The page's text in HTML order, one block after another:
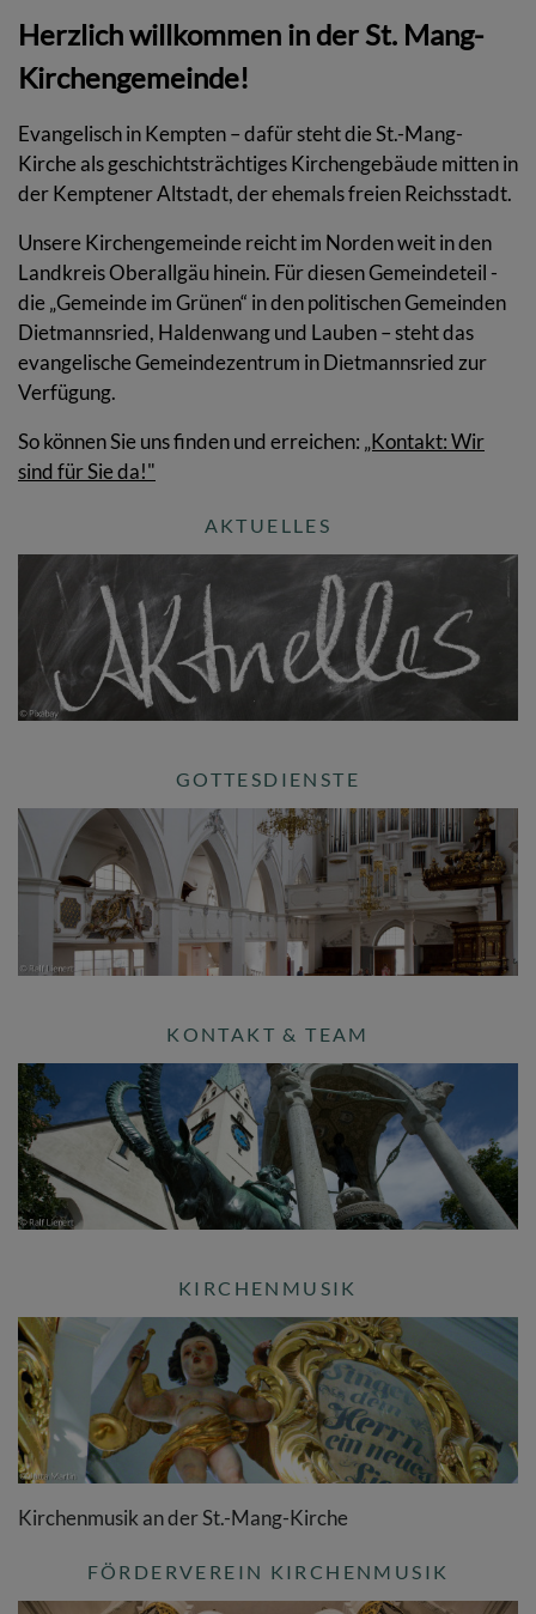
Herzlich willkommen in der St. Mang-
Kirchengemeinde!
Evangelisch in Kempten – dafür steht die St.-Mang-
Kirche als geschichtsträchtiges Kirchengebäude mitten in
der Kemptener Altstadt, der ehemals freien Reichsstadt.
Unsere Kirchengemeinde reicht im Norden weit in den
Landkreis Oberallgäu hinein. Für diesen Gemeindeteil -
die „Gemeinde im Grünen“ in den politischen Gemeinden
Dietmannsried, Haldenwang und Lauben – steht das
evangelische Gemeindezentrum in Dietmannsried zur
Verfügung.
So können Sie uns finden und erreichen: „Kontakt: Wir
sind für Sie da!"
AKTUELLES
GOTTESDIENSTE
KONTAKT & TEAM
KIRCHENMUSIK
Kirchenmusik an der St.-Mang-Kirche
FÖRDERVEREIN KIRCHENMUSIK